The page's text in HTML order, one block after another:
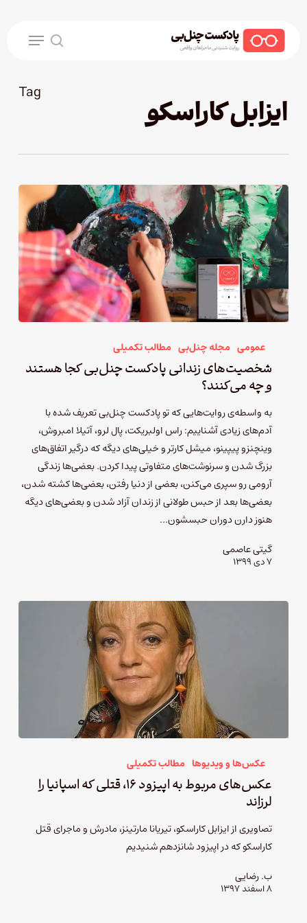
search
Menu
Tag
ایزابل کاراسکو
عمومی مجله چنل‌بی مطالب تکمیلی
شخصیت‌های زندانی پادکست چنل‌بی کجا هستند
و چه می‌کنند؟
به واسطه‌ی روایت‌هایی که تو پادکست چنل‌بی تعریف شده با
آدم‌های زیادی آشناییم: راس اولبریکت، پال لرو، آتیلا امبروش،
وینچنزو پیپینو، میشل کارتر و خیلی‌های دیگه که درگیر اتفاق‌های
بزرگ شدن و سرنوشت‌های متفاوتی پیدا کردن. بعضی‌ها زندگی
آرومی رو سپری می‌کنن، بعضی از دنیا رفتن، بعضی‌ها کشته شدن،
بعضی‌ها بعد از حبس طولانی از زندان آزاد شدن و بعضی‌های دیگه
هنوز دارن دوران حبسشون…
گیتی عاصمی
۷ دی ۱۳۹۹
عکس‌ها و ویدیوها مطالب تکمیلی
عکس‌های مربوط به اپیزود ۱۶، قتلی که اسپانیا را
لرزاند
تصاویری از ایزابل کاراسکو، تیریانا مارتینز، مادرش و ماجرای قتل
کاراسکو که در اپیزود شانزدهم شنیدیم
ب. رضایی
۸ اسفند ۱۳۹۷